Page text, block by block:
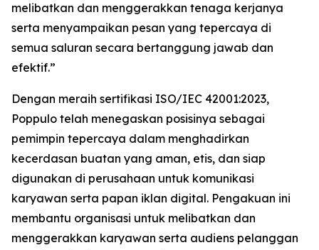
melibatkan dan menggerakkan tenaga kerjanya
serta menyampaikan pesan yang tepercaya di
semua saluran secara bertanggung jawab dan
efektif.”
Dengan meraih sertifikasi ISO/IEC 42001:2023,
Poppulo telah menegaskan posisinya sebagai
pemimpin tepercaya dalam menghadirkan
kecerdasan buatan yang aman, etis, dan siap
digunakan di perusahaan untuk komunikasi
karyawan serta papan iklan digital. Pengakuan ini
membantu organisasi untuk melibatkan dan
menggerakkan karyawan serta audiens pelanggan